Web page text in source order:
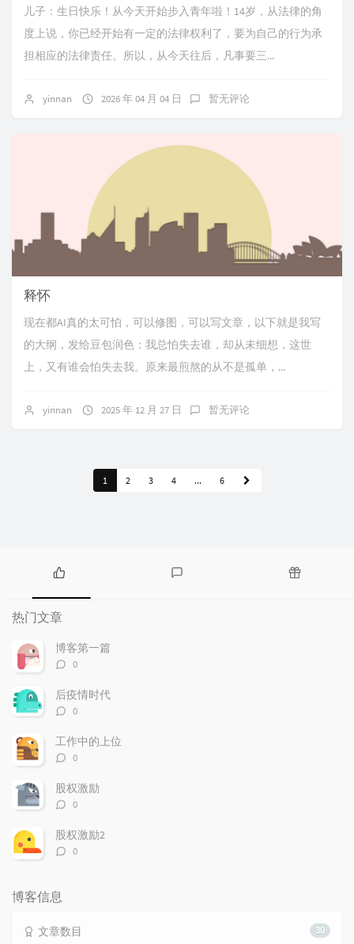
儿子：生日快乐！从今天开始步入青年啦！14岁，从法律的角
度上说，你已经开始有一定的法律权利了，要为自己的行为承
担相应的法律责任。所以，从今天往后，凡事要三...
yinnan 2026 年 04 月 04 日 暂无评论
释怀
现在都AI真的太可怕，可以修图，可以写文章，以下就是我写
的大纲，发给豆包润色：我总怕失去谁，却从未细想，这世
上，又有谁会怕失去我。原来最煎熬的从不是孤单，...
yinnan 2025 年 12 月 27 日 暂无评论
1 2 3 4 ... 6
热
门
文
章
热门文章
博客第一篇
评
数：
0
后疫情时代
评
数：
0
工作中的上位
评
数：
0
股权激励
评
数：
0
股权激励2
评
0
博客信息
30
文章数目